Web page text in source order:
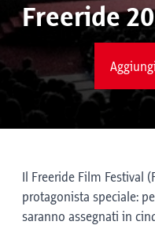
Freeride
Il Freeride Film Festival
protagonista speciale:
saranno assegnati in